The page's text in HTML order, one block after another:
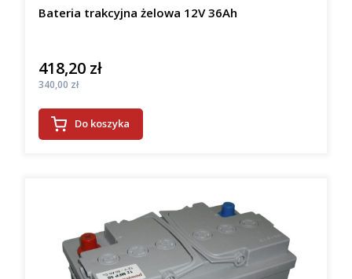
Bateria trakcyjna żelowa 12V 36Ah
Cena
418,20 zł
Cena
340,00 zł
Do koszyka